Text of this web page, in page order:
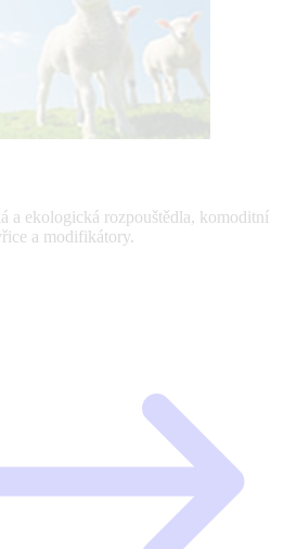
a ekologická rozpouštědla, komoditní
a modifikátory.